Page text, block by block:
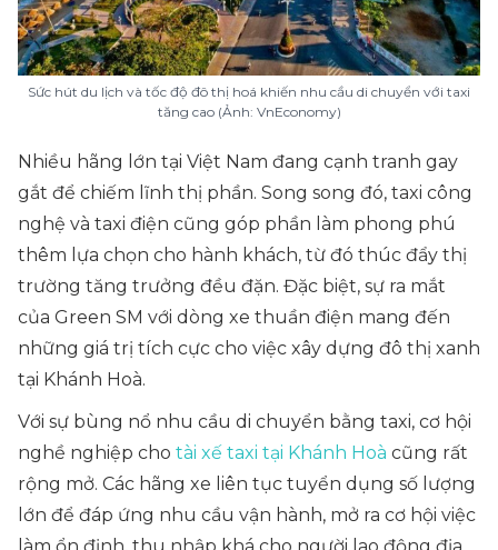
Sức hút du lịch và tốc độ đô thị hoá khiến nhu cầu di chuyển với taxi
tăng cao (Ảnh: VnEconomy)
Nhiều hãng lớn tại Việt Nam đang cạnh tranh gay
gắt để chiếm lĩnh thị phần. Song song đó, taxi công
nghệ và taxi điện cũng góp phần làm phong phú
thêm lựa chọn cho hành khách, từ đó thúc đẩy thị
trường tăng trưởng đều đặn. Đặc biệt, sự ra mắt
của Green SM với dòng xe thuần điện mang đến
những giá trị tích cực cho việc xây dựng đô thị xanh
tại Khánh Hoà.
Với sự bùng nổ nhu cầu di chuyển bằng taxi, cơ hội
nghề nghiệp cho tài xế taxi tại Khánh Hoà cũng rất
rộng mở. Các hãng xe liên tục tuyển dụng số lượng
lớn để đáp ứng nhu cầu vận hành, mở ra cơ hội việc